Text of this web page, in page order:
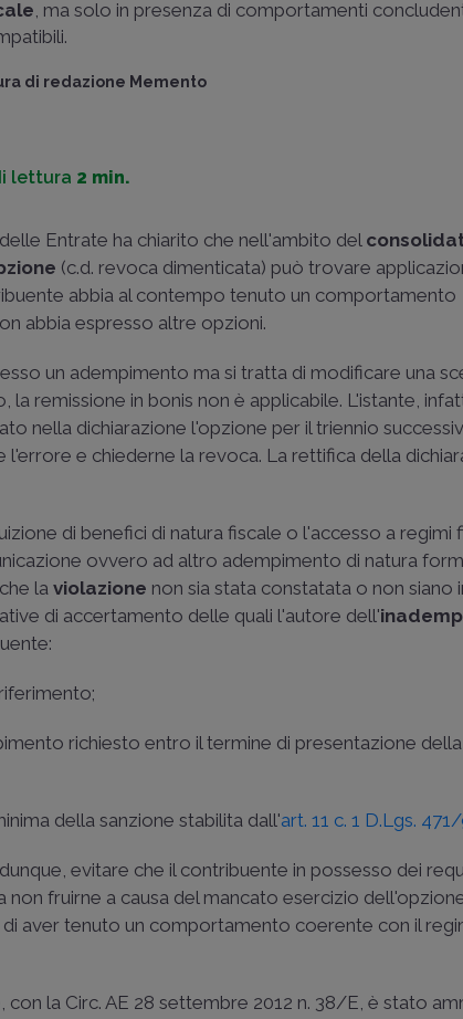
, ma solo in presenza di comportamenti
di redazione Memento
lettura 2 min.
Entrate ha chiarito che nell'ambito del
(c.d. revoca dimenticata) può trovare
abbia al contempo tenuto un comportamento
abbia espresso altre opzioni.
un adempimento ma si tratta di modificare una
remissione in bonis non è applicabile. L'istante,
nella dichiarazione l'opzione per il triennio
e chiederne la revoca. La rettifica della
di benefici di natura fiscale o l'accesso a regimi
ovvero ad altro adempimento di natura
laviolazione non sia stata constatata o non siano
di accertamento delle quali l'autore dell'
richiesto entro il termine di presentazione
della sanzione stabilita dall'art. 11 c. 1 D.Lgs.
evitare che il contribuente in possesso dei
fruirne a causa del mancato esercizio
aver tenuto un comportamento coerente con il
, con la Circ. AE 28 settembre 2012 n. 38/E, è stato